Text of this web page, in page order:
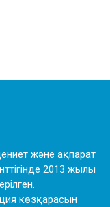
және ақпарат
2013 жылы
көзқарасын